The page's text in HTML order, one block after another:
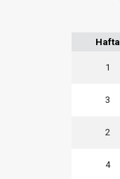
Hafta
1
3
2
4